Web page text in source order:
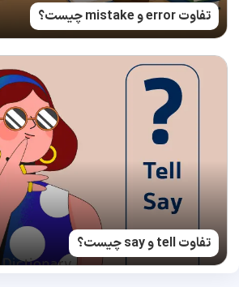
تفاوت error و mistake چیست؟
تفاوت tell و say چیست؟